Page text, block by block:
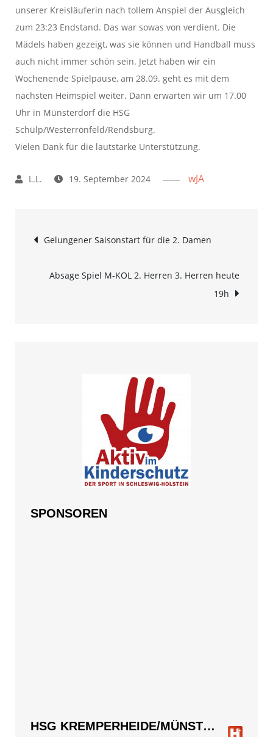
unserer Kreisläuferin nach tollem Anspiel der Ausgleich
zum 23:23 Endstand. Das war sowas von verdient. Die
Mädels haben gezeigt, was sie können und Handball muss
auch nicht immer schön sein. Jetzt haben wir ein
Wochenende Spielpause, am 28.09. geht es mit dem
nächsten Heimspiel weiter. Dann erwarten wir um 17.00
Uhr in Münsterdorf die HSG
Schülp/Westerrönfeld/Rendsburg.
Vielen Dank für die lautstarke Unterstützung.
19. September 2024 wJA
Beitrags-
Navigation
Gelungener Saisonstart für die 2. Damen
Absage Spiel M-KOL 2. Herren 3. Herren heute
19h
SPONSOREN
HSG KREMPERHEIDE/MÜNSTERDORF